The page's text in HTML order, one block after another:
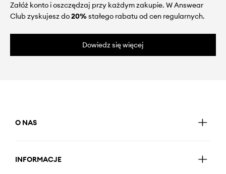
Załóż konto i oszczędzaj przy każdym zakupie. W Answear
Club zyskujesz do20%stałego rabatu od cen regularnych.
Dowiedz się więcej
O NAS
INFORMACJE